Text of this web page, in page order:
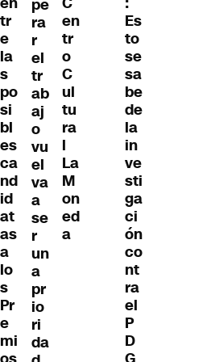
tr
e
la
s
po
si
bl
es
ca
nd
id
at
as
a
lo
s
Pr
e
mi
pe
ra
r
el
tr
ab
aj
o
vu
el
va
a
se
r
un
a
pr
io
ri
da
en
tr
o
C
ul
tu
ra
l
La
M
on
ed
a
Es
to
se
sa
be
de
la
in
ve
sti
ga
ci
ón
co
nt
ra
el
P
D